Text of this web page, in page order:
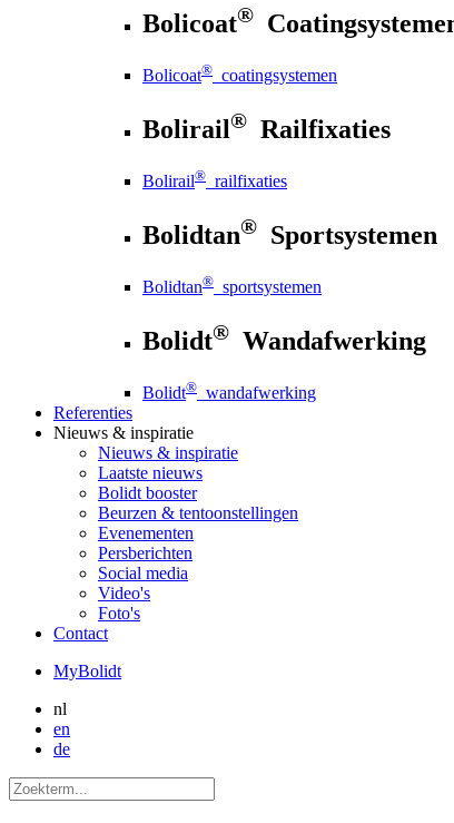
Bolicoat®
Bolicoat® coatingsystemen
Bolirail® Railfixaties
Bolirail® railfixaties
Bolidtan® Sportsystemen
Bolidtan® sportsystemen
Bolidt® Wandafwerking
Bolidt® wandafwerking
Referenties
Nieuws & inspiratie
Nieuws & inspiratie
Laatste nieuws
Bolidt booster
Beurzen & tentoonstellingen
Evenementen
Persberichten
Social media
Video's
Foto's
Contact
MyBolidt
nl
en
de